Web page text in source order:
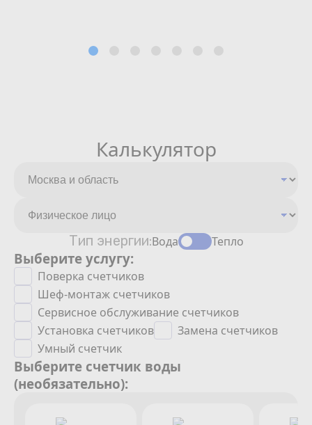
Калькулятор
Тип энергии:Вода Тепло
Выберите услугу:
Поверка счетчиков
Шеф-монтаж счетчиков
Сервисное обслуживание счетчиков
Установка счетчиков
Замена счетчиков
Умный счетчик
Выберите счетчик воды
(необязательно):